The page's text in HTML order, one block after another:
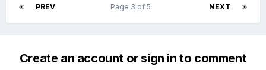
PREV NEXT
Page 3 of 5
Create an account or sign in to comment